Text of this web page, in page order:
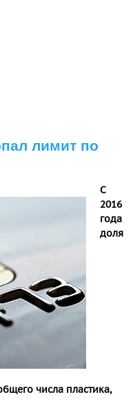
лимит по
С
2016
года
доля
числа пластика,